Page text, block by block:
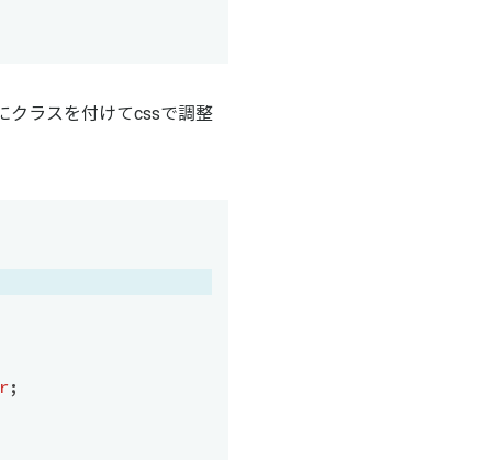
クラスを付けてcssで調整
;